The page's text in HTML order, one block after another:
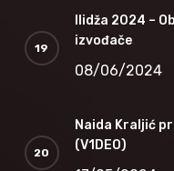
Ilidža 2024 –
izvođače
08/06/2024
Naida Kraljić
(V1DEO)